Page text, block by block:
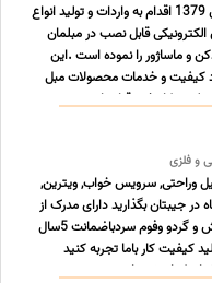
مبل ریلکسی لیزی بوی از سال 1379 اقدام به واردات و تولید انواع
قابل نصب در مبلمان
و ماساژور را نموده است .این
کیفیت و خدمات محصولات مبل
لوحه کار خود قرار داد ... ...
و فلزی
وراحتی, سرویس خواب, ویترین,
در جیبتان بگذارید دارای مدرک از
اتحاده و صنایع چوب چوب راش و گردو وفوم سردباضمانت 5سال
کیفیت کار باما تجربه کنید
ایران کدام شهر است ت ... ...